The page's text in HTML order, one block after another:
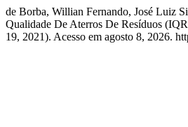
de Borba, Willian Fernando, José Luiz
Qualidade De Aterros De Resíduos
19, 2021). Acesso em agosto 8, 2026.